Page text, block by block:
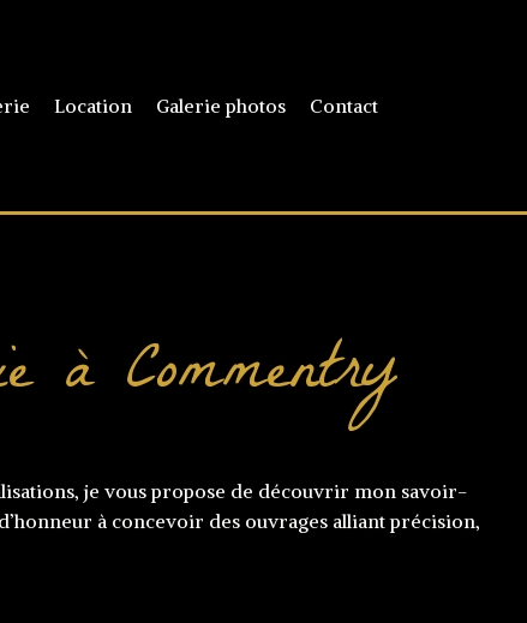
Location Galerie photos Contact
à Commentry
je vous propose de découvrir mon savoir-
à concevoir des ouvrages alliant précision,